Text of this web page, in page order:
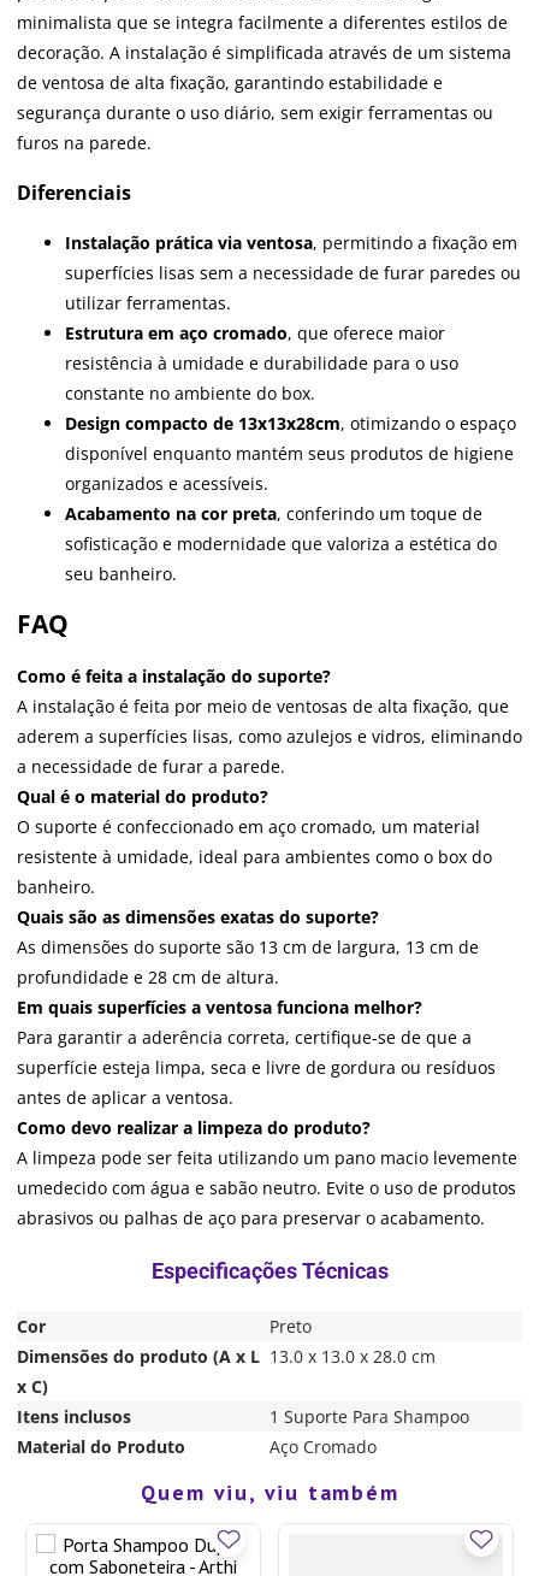
minimalista que se integra facilmente a diferentes estilos de
decoração. A instalação é simplificada através de um sistema
de ventosa de alta fixação, garantindo estabilidade e
segurança durante o uso diário, sem exigir ferramentas ou
furos na parede.
Diferenciais
Instalação prática via ventosa, permitindo a fixação em
superfícies lisas sem a necessidade de furar paredes ou
utilizar ferramentas.
Estrutura em aço cromado, que oferece maior
resistência à umidade e durabilidade para o uso
constante no ambiente do box.
Design compacto de 13x13x28cm, otimizando o espaço
disponível enquanto mantém seus produtos de higiene
organizados e acessíveis.
Acabamento na cor preta, conferindo um toque de
sofisticação e modernidade que valoriza a estética do
seu banheiro.
FAQ
Como é feita a instalação do suporte?
A instalação é feita por meio de ventosas de alta fixação, que
aderem a superfícies lisas, como azulejos e vidros, eliminando
a necessidade de furar a parede.
Qual é o material do produto?
O suporte é confeccionado em aço cromado, um material
resistente à umidade, ideal para ambientes como o box do
banheiro.
Quais são as dimensões exatas do suporte?
As dimensões do suporte são 13 cm de largura, 13 cm de
profundidade e 28 cm de altura.
Em quais superfícies a ventosa funciona melhor?
Para garantir a aderência correta, certifique-se de que a
superfície esteja limpa, seca e livre de gordura ou resíduos
antes de aplicar a ventosa.
Como devo realizar a limpeza do produto?
A limpeza pode ser feita utilizando um pano macio levemente
umedecido com água e sabão neutro. Evite o uso de produtos
abrasivos ou palhas de aço para preservar o acabamento.
Cor
Preto
Dimensões do produto (A x L
x C)
13.0 x 13.0 x 28.0 cm
Itens inclusos
1 Suporte Para Shampoo
Material do Produto
Aço Cromado
Quem viu, viu também